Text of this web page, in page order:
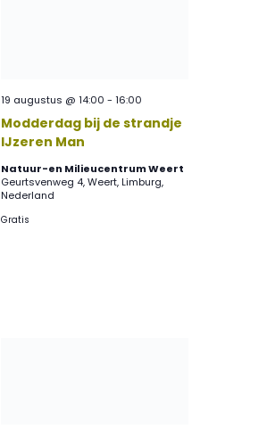
Modderdag bij de strandje
IJzeren Man
19 augustus @ 14:00 -16:00
Natuur-en Milieucentrum Weert
Geurtsvenweg 4, Weert, Limburg,
Nederland
Gratis